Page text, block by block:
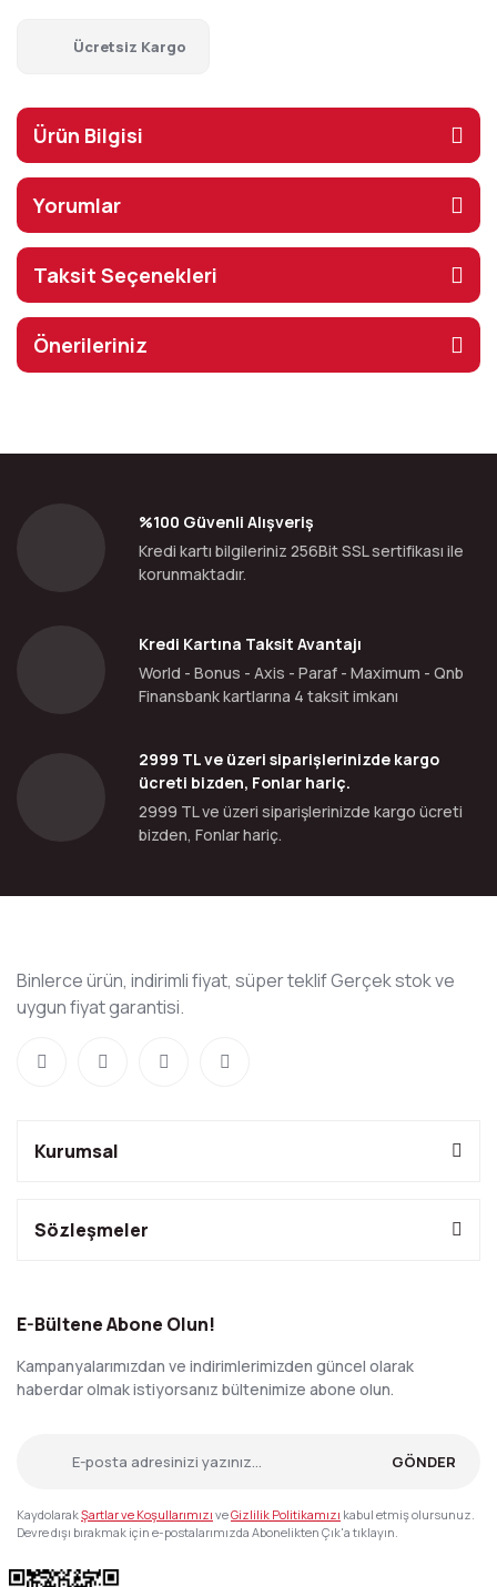
Ücretsiz Kargo
Ürün Bilgisi
Yorumlar
Taksit Seçenekleri
Önerileriniz
%100 Güvenli Alışveriş
Kredi kartı bilgileriniz 256Bit SSL sertifikası ile
korunmaktadır.
Kredi Kartına Taksit Avantajı
World - Bonus - Axis - Paraf - Maximum - Qnb
Finansbank kartlarına 4 taksit imkanı
2999 TL ve üzeri siparişlerinizde kargo
ücreti bizden, Fonlar hariç.
2999 TL ve üzeri siparişlerinizde kargo ücreti
bizden, Fonlar hariç.
Binlerce ürün, indirimli fiyat, süper teklif Gerçek stok ve
uygun fiyat garantisi.
Kurumsal
Sözleşmeler
E-Bültene Abone Olun!
Kampanyalarımızdan ve indirimlerimizden güncel olarak
haberdar olmak istiyorsanız bültenimize abone olun.
GÖNDER
KaydolarakŞartlar ve Koşullarımızı veGizlilik Politikamızı kabul etmiş olursunuz.
Devre dışı bırakmak için e-postalarımızda Abonelikten Çık'a tıklayın.